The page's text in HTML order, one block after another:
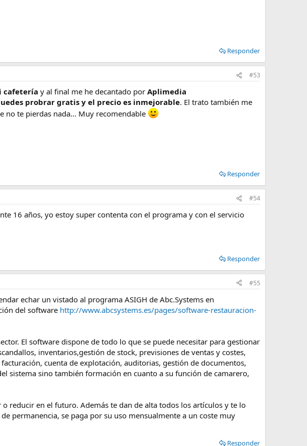
Responder
#53
cafetería y al final me he decantado por Aplimedia
probrar gratis y el precio es inmejorable. El trato también me
no te pierdas nada... Muy recomendable
Responder
#54
16 años, yo estoy super contenta con el programa y con el servicio
Responder
#55
echar un vistado al programa ASIGH de Abc.Systems en
del software http://www.abcsystems.es/pages/software-restauracion-
El software dispone de todo lo que se puede necesitar para gestionar
inventarios,gestión de stock, previsiones de ventas y costes,
cuenta de explotación, auditorias, gestión de documentos,
sistema sino también formación en cuanto a su función de camarero,
reducir en el futuro. Además te dan de alta todos los artículos y te lo
permanencia, se paga por su uso mensualmente a un coste muy
Responder